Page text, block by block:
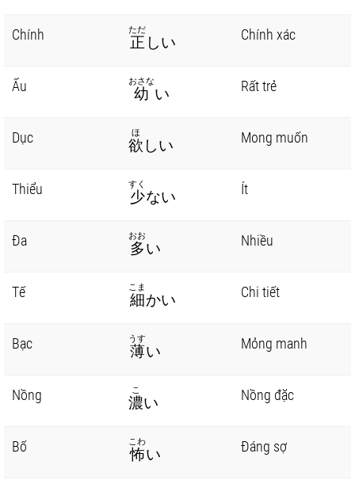
Chính 正
ただ
しい Chính xác
Ấu 幼
おさな
い Rất trẻ
Dục 欲
ほ
しい Mong muốn
Thiểu 少
すく
ない Ít
Đa 多
おお
い Nhiều
Tế 細
こま
かい Chi tiết
Bạc 薄
うす
い Mỏng manh
Nồng 濃
こ
い Nồng đặc
Bố 怖
こわ
い Đáng sợ